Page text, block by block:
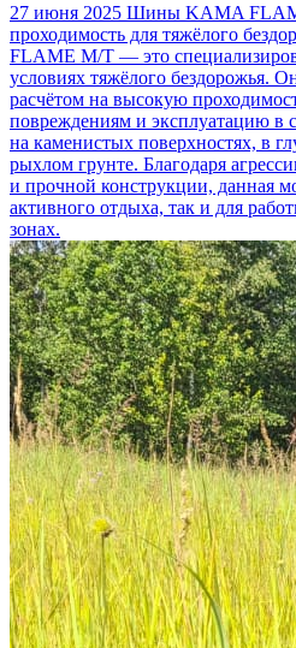
27 июня 2025 Шины KAMA
проходимость для тяжёлого
FLAME M/T — это
условиях тяжёлого бездорожья.
расчётом на высокую
повреждениям и эксплуатацию в
на каменистых поверхностях, в
рыхлом грунте. Благодаря
и прочной конструкции, данная
активного отдыха, так и для
зонах.